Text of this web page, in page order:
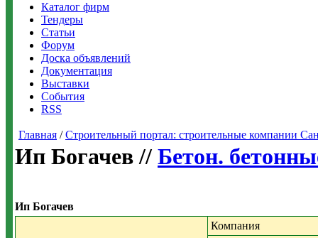
Каталог фирм
Тендеры
Статьи
Форум
Доска объявлений
Документация
Выставки
События
RSS
Главная /Строительный портал: строительные компании
Ип Богачев // Бетон.
Ип Богачев
Компания